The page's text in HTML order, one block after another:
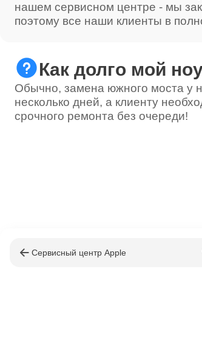
нашем сервисном центре - мы
поэтому все наши клиенты в
Как долго мой
Обычно, замена южного моста у
несколько дней, а клиенту
срочного ремонта без очереди!
Сервисный центр Apple